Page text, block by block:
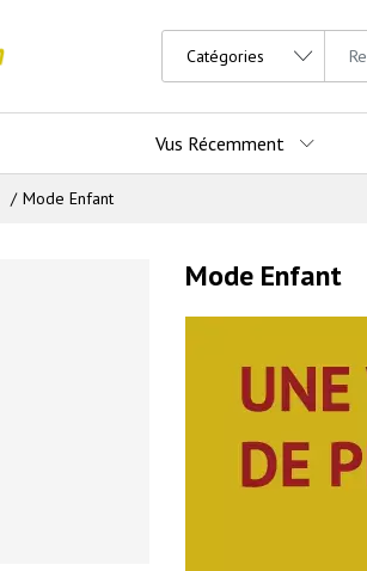
Vus Récemment
Mode Enfant
Mode Enfant